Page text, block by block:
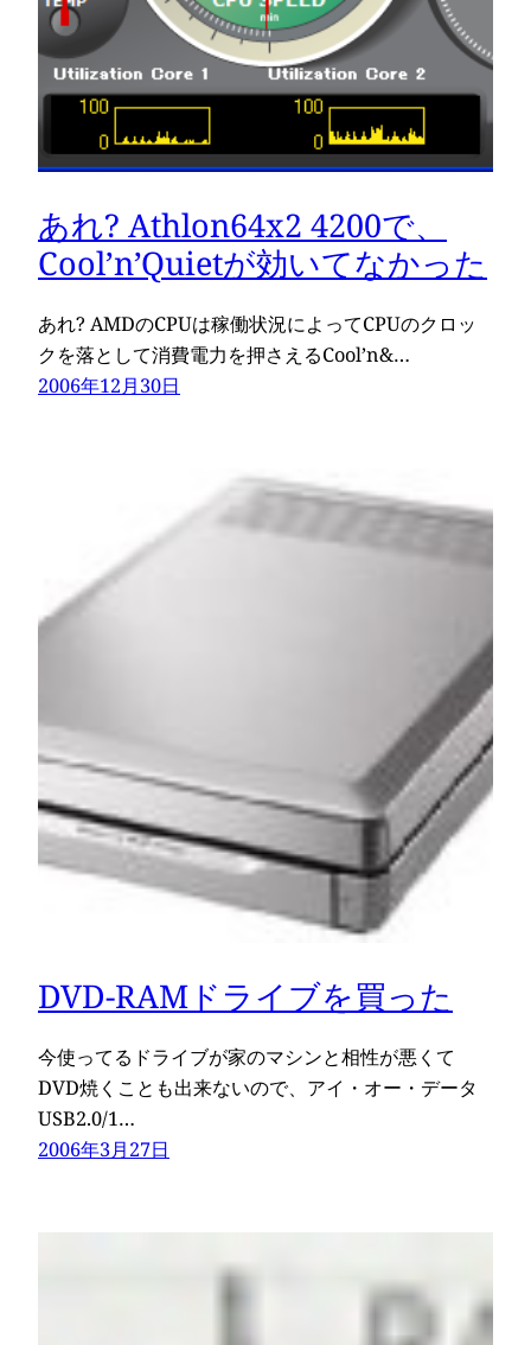
あれ? Athlon64x2 4200で、
Cool’n’Quietが効いてなかった
あれ? AMDのCPUは稼働状況によってCPUのクロッ
クを落として消費電力を押さえるCool’n&…
2006年12月30日
DVD-RAMドライブを買った
今使ってるドライブが家のマシンと相性が悪くて
DVD焼くことも出来ないので、アイ・オー・データ
USB2.0/1…
2006年3月27日